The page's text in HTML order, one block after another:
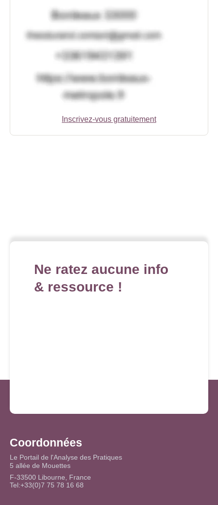
Inscrivez-vous gratuitement
Ne ratez aucune info
& ressource !
Coordonnées
Le Portail de l'Analyse des Pratiques
5 allée de Mouettes
F-33500 Libourne, France
Tel:+33(0)7 75 78 16 68